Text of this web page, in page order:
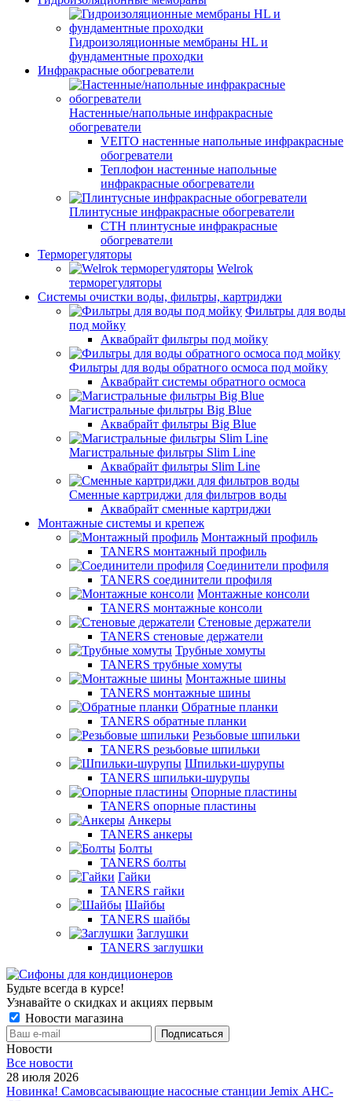
Гидроизоляционные мембраны HL и
фундаментные проходки
Инфракрасные обогреватели
Настенные/напольные инфракрасные
обогреватели
VEITO настенные напольные инфракрасные
обогреватели
Теплофон настенные напольные
инфракрасные обогреватели
Плинтусные инфракрасные обогреватели
СТН плинтусные инфракрасные
обогреватели
Терморегуляторы
Welrok
терморегуляторы
Системы очистки воды, фильтры, картриджи
Фильтры для воды
под мойку
Аквабрайт фильтры под мойку
Фильтры для воды обратного осмоса под мойку
Аквабрайт системы обратного осмоса
Магистральные фильтры Big Blue
Аквабрайт фильтры Big Blue
Магистральные фильтры Slim Line
Аквабрайт фильтры Slim Line
Сменные картриджи для фильтров воды
Аквабрайт сменные картриджи
Монтажные системы и крепеж
Монтажный профиль
TANERS монтажный профиль
Соединители профиля
TANERS соединители профиля
Монтажные консоли
TANERS монтажные консоли
Стеновые держатели
TANERS стеновые держатели
Трубные хомуты
TANERS трубные хомуты
Монтажные шины
TANERS монтажные шины
Обратные планки
TANERS обратные планки
Резьбовые шпильки
TANERS резьбовые шпильки
Шпильки-шурупы
TANERS шпильки-шурупы
Опорные пластины
TANERS опорные пластины
Анкеры
TANERS анкеры
Болты
TANERS болты
Гайки
TANERS гайки
Шайбы
TANERS шайбы
Заглушки
TANERS заглушки
Будьте всегда в курсе!
Узнавайте о скидках и акциях первым
Новости магазина
Новости
Все новости
28 июля 2026
Новинка! Самовсасывающие насосные станции Jemix АНС-